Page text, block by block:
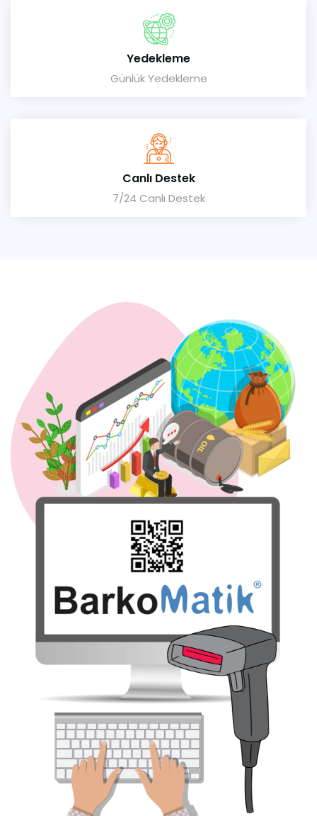
Yedekleme
Günlük Yedekleme
Canlı Destek
7/24 Canlı Destek